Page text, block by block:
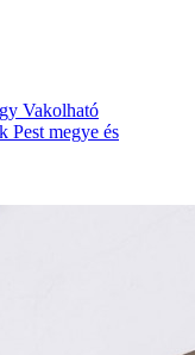
Vakolható
Pest megye és